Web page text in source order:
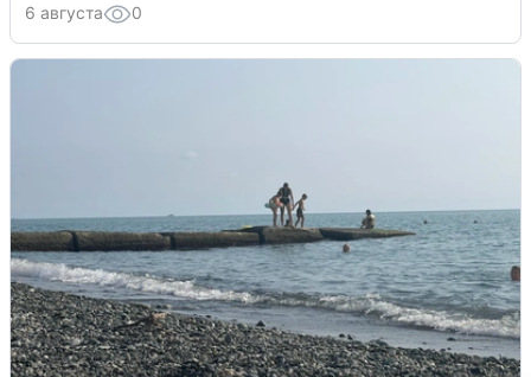
6 августа 0